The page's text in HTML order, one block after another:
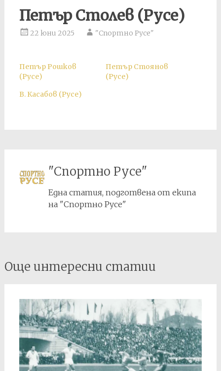
Петър Столев (Русе)
22 юни 2025 "Спортно Русе"
Петър Рошков
(Русе)
Петър Стоянов
(Русе)
В. Касабов (Русе)
"Спортно Русе"
Една статия, подготвена от екипа
на "Спортно Русе"
Post
navigation
Още интересни статии